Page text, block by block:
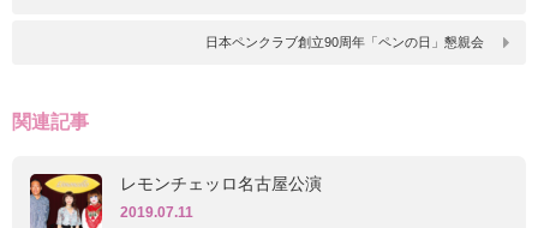
日本ペンクラブ創立90周年「ペンの日」懇親会
関連記事
レモンチェッロ名古屋公演
2019.07.11